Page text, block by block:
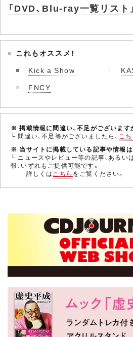
「DVD、Blu-ray一覧リスト
これもオススメ！
Kick a Show
FNCY
※ 掲載情報に間違い、不足がございます
└ 間違い、不足等がございましたら、 こ
※ 当サイトに掲載している記事や情報は
└ ニュースやレビュー等の記事、あるい
報、いずれもご提供可能です。
詳しくはこちら をご覧ください。